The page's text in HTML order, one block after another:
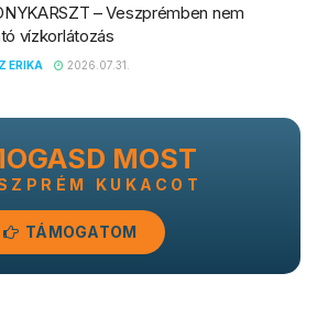
– Veszprémben nem
vízkorlátozás
ERIKA 2026.07.31.
MOST
KUKACOT
TÁMOGATOM